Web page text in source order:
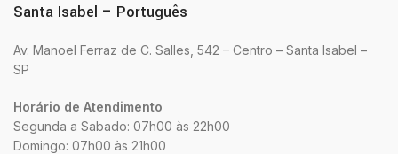
Santa Isabel – Português
Av. Manoel Ferraz de C. Salles, 542 – Centro – Santa Isabel –
SP
Horário de Atendimento
Segunda a Sabado: 07h00 às 22h00
Domingo: 07h00 às 21h00